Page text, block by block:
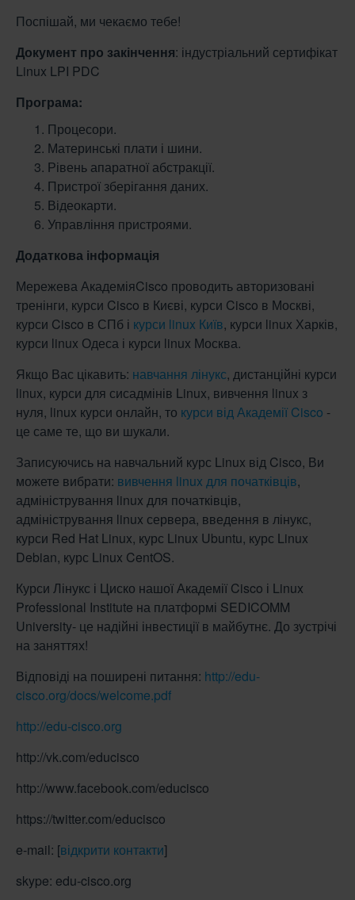
Поспішай, ми чекаємо тебе!
Документ про закінчення: індустріальний сертифікат
Linux LPI PDC
Програма:
Процесори.
Материнські плати і шини.
Рівень апаратної абстракції.
Пристрої зберігання даних.
Відеокарти.
Управління пристроями.
Додаткова інформація
Мережева АкадеміяCisco проводить авторизовані
тренінги, курси Cisco в Києві, курси Cisco в Москві,
курси Cisco в СПб і курси linux Київ, курси linux Харків,
курси linux Одеса і курси linux Москва.
Якщо Вас цікавить: навчання лінукс, дистанційні курси
linux, курси для сисадмінів Linux, вивчення linux з
нуля, linux курси онлайн, то курси від Академії Cisco -
це саме те, що ви шукали.
Записуючись на навчальний курс Linux від Cisco, Ви
можете вибрати: вивчення linux для початківців,
адміністрування linux для початківців,
адміністрування linux сервера, введення в лінукс,
курси Red Hat Linux, курс Linux Ubuntu, курс Linux
Debian, курс Linux CentOS.
Курси Лінукс і Циско нашої Академії Cisco і Linux
Professional Institute на платформі SEDICOMM
University- це надійні інвестиції в майбутнє. До зустрічі
на заняттях!
Відповіді на поширені питання: http://edu-
cisco.org/docs/welcome.pdf
http://edu-cisco.org
http://vk.com/educisco
http://www.facebook.com/educisco
https://twitter.com/educisco
e-mail: [відкрити контакти]
skype: edu-cisco.org